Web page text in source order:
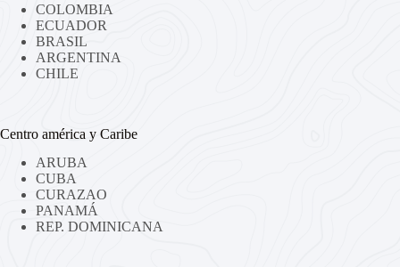
COLOMBIA
ECUADOR
BRASIL
ARGENTINA
CHILE
Centro américa y Caribe
ARUBA
CUBA
CURAZAO
PANAMÁ
REP. DOMINICANA